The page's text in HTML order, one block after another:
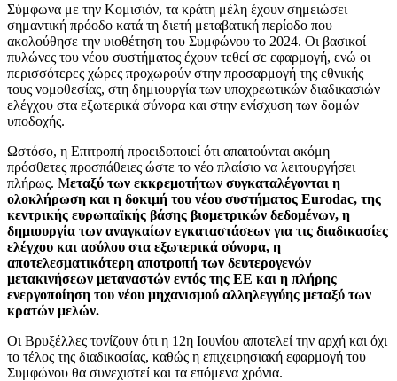
Σύμφωνα με την Κομισιόν, τα κράτη μέλη έχουν σημειώσει
σημαντική πρόοδο κατά τη διετή μεταβατική περίοδο που
ακολούθησε την υιοθέτηση του Συμφώνου το 2024. Οι βασικοί
πυλώνες του νέου συστήματος έχουν τεθεί σε εφαρμογή, ενώ οι
περισσότερες χώρες προχωρούν στην προσαρμογή της εθνικής
τους νομοθεσίας, στη δημιουργία των υποχρεωτικών διαδικασιών
ελέγχου στα εξωτερικά σύνορα και στην ενίσχυση των δομών
υποδοχής.
Ωστόσο, η Επιτροπή προειδοποιεί ότι απαιτούνται ακόμη
πρόσθετες προσπάθειες ώστε το νέο πλαίσιο να λειτουργήσει
πλήρως. Μεταξύ των εκκρεμοτήτων συγκαταλέγονται η
ολοκλήρωση και η δοκιμή του νέου συστήματος Eurodac, της
κεντρικής ευρωπαϊκής βάσης βιομετρικών δεδομένων, η
δημιουργία των αναγκαίων εγκαταστάσεων για τις διαδικασίες
ελέγχου και ασύλου στα εξωτερικά σύνορα, η
αποτελεσματικότερη αποτροπή των δευτερογενών
μετακινήσεων μεταναστών εντός της ΕΕ και η πλήρης
ενεργοποίηση του νέου μηχανισμού αλληλεγγύης μεταξύ των
κρατών μελών.
Οι Βρυξέλλες τονίζουν ότι η 12η Ιουνίου αποτελεί την αρχή και όχι
το τέλος της διαδικασίας, καθώς η επιχειρησιακή εφαρμογή του
Συμφώνου θα συνεχιστεί και τα επόμενα χρόνια.